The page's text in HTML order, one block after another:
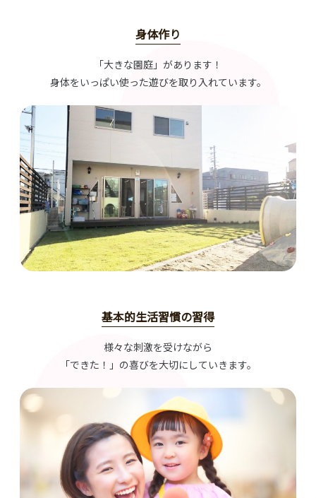
身体作り
「大きな園庭」があります！
身体をいっぱい使った遊びを取り入れています。
基本的生活習慣の習得
様々な刺激を受けながら
「できた！」の喜びを大切にしていきます。